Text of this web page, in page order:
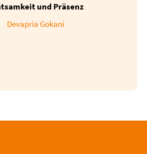
und Präsenz
Devapria Gokani